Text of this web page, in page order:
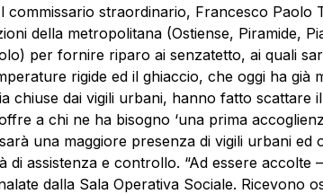
commissario straordinario, Francesco Paolo
della metropolitana (Ostiense, Piramide,
per fornire riparo ai senzatetto, ai quali
rigide ed il ghiaccio, che oggi ha già
chiuse dai vigili urbani, hanno fatto scattare
a chi ne ha bisogno ‘una prima
una maggiore presenza di vigili urbani ed
di assistenza e controllo. “Ad essere accolte
dalla Sala Operativa Sociale. Ricevono